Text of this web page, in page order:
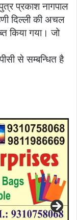
प्रकाश नागपाल
दिल्ली की अचल
किया गया। जो
से सम्बन्धित है